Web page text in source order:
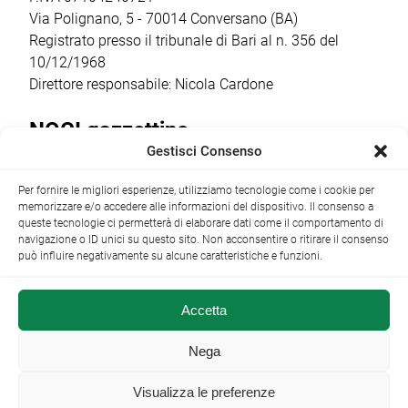
finanziamento […]Costituente […]
Via Polignano, 5 - 70014 Conversano (BA)
Registrato presso il tribunale di Bari al n. 356 del
10/12/1968
Direttore responsabile: Nicola Cardone
NOCI gazzettino
+39 080 4979274|info@nocigazzettino.it Contatti|
Archivio
NOCI gazzettino.it ©2014 •
Gestisci Consenso
Per fornire le migliori esperienze, utilizziamo tecnologie come i cookie per
memorizzare e/o accedere alle informazioni del dispositivo. Il consenso a
queste tecnologie ci permetterà di elaborare dati come il comportamento di
navigazione o ID unici su questo sito. Non acconsentire o ritirare il consenso
può influire negativamente su alcune caratteristiche e funzioni.
Accetta
Nega
Visualizza le preferenze